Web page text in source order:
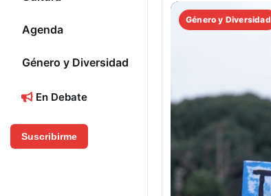
Agenda
Género y Diversidad
En Debate
Suscribirme
Género y Diversidad